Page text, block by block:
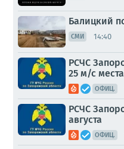
Балицкий
СМИ 14:40
РСЧС
25 м/с
ОФИЦ.
РСЧС
августа
ОФИЦ.